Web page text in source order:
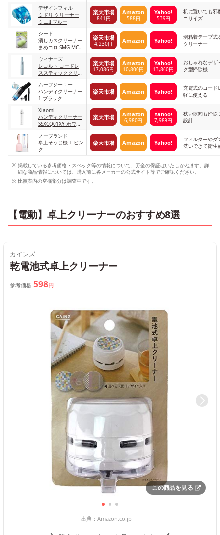
デザインフィル
ミドリ クリーナー
ミニII ブルー
楽天市場
841円
Amazon
588円
Yahoo!
539円
机に置いても邪
ニサイズ
シード
消しカスクリーナー
まめコロ SMG-MC-
楽天市場
4,230円 Amazon Yahoo!
弱粘着テープ式
クリーナー
ウィナーズ
レコルト コードレ
ススティッククリー
楽天市場
17,086円
Amazon
10,800円
Yahoo!
13,860円
おしゃれなデザ
ク型掃除機
ムーブジーユー
ハンディクリーナー
1 ブラック
楽天市場 Amazon Yahoo!
充電式のコード
軽に使える
Xiaomi
ハンディクリーナー
SSXCQ01XY ホワイ
楽天市場 Amazon
6,980円
Yahoo!
7,989円
狭い隙間も掃除
設計
ノーブランド
卓上そうじ機 1 ピン
ク
楽天市場 Amazon Yahoo!
フィルターやダ
洗いできて衛生
掲載している参考価格・スペック等の情報について、万全の保証はいたしかねます。詳
細な商品情報については、購入前に各メーカーの公式サイト等でご確認ください。
比較表内の空欄部分は調査中です。
【電動】卓上クリーナーのおすすめ8選
カインズ
乾電池式卓上クリーナー
参考価格 598円
この商品を見る
出典： Amazon.co.jp